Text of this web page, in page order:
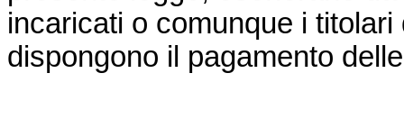
incaricati o comunque i
dispongono il pagamento